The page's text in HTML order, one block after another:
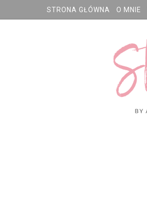
STRONA GŁÓWNA O MNIE